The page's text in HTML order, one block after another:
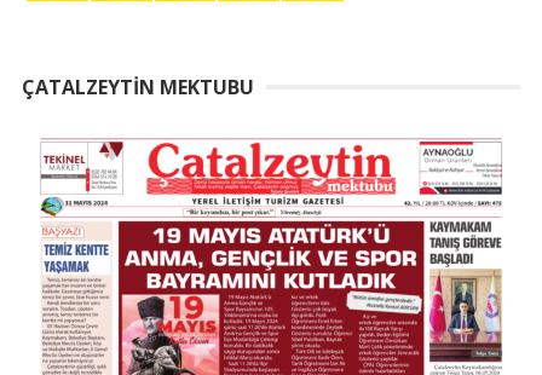
ÇATALZEYTIN MEKTUBU